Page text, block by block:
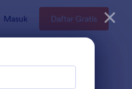
Masuk Daftar Gratis